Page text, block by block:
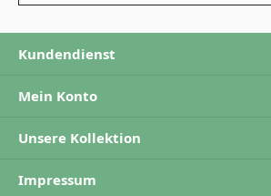
Kundendienst
Mein Konto
Unsere Kollektion
Impressum